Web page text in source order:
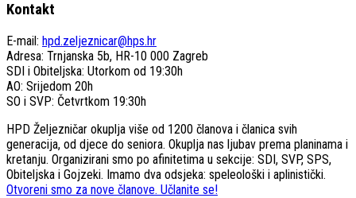
Kontakt
E-mail: hpd.zeljeznicar@hps.hr
Adresa: Trnjanska 5b, HR-10 000 Zagreb
SDI i Obiteljska: Utorkom od 19:30h
AO: Srijedom 20h
SO i SVP: Četvrtkom 19:30h
HPD Željezničar okuplja više od 1200 članova i članica svih
generacija, od djece do seniora. Okuplja nas ljubav prema planinama i
kretanju. Organizirani smo po afinitetima u sekcije: SDI, SVP, SPS,
Obiteljska i Gojzeki. Imamo dva odsjeka: speleološki i aplinistički.
Otvoreni smo za nove članove. Učlanite se!